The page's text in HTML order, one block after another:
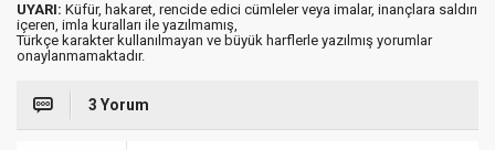
UYARI: Küfür, hakaret, rencide edici cümleler veya imalar, inançlara saldırı
içeren, imla kuralları ile yazılmamış,
Türkçe karakter kullanılmayan ve büyük harflerle yazılmış yorumlar
onaylanmamaktadır.
3 Yorum